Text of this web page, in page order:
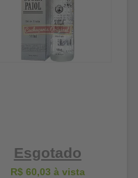
Esgotado
R$ 60,03 à vista